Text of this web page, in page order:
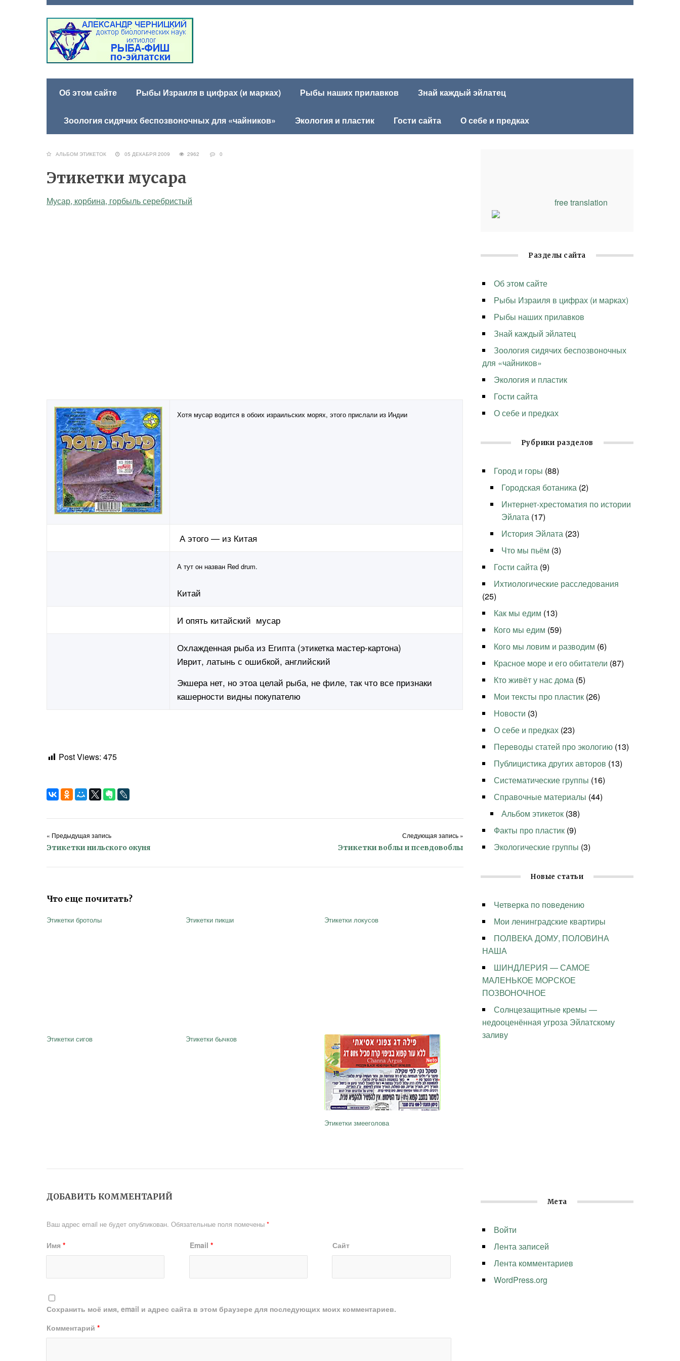
Об этом сайте Рыбы Израиля в цифрах (и марках) Рыбы наших прилавков Знай каждый эйлатец
Зоология сидячих беспозвоночных для «чайников» Экология и пластик Гости сайта О себе и предках
АЛЬБОМ ЭТИКЕТОК 05 ДЕКАБРЯ 2009 2962 0
Этикетки мусара
Мусар, корбина, горбыль серебристый
Хотя мусар водится в обоих израильских морях, этого прислали из Индии
А этого — из Китая
А тут он назван Red drum.
Китай
И опять китайский мусар
Охлажденная рыба из Египта (этикетка мастер-картона)
Иврит, латынь с ошибкой, английский
Экшера нет, но этоа целай рыба, не филе, так что все признаки
кашерности видны покупателю
Post Views: 475
« Предыдущая запись
Этикетки нильского окуня
Следующая запись »
Этикетки воблы и псевдовоблы
Что еще почитать?
Этикетки бротолы Этикетки пикши Этикетки локусов
Этикетки сигов Этикетки бычков
Этикетки змееголова
ДОБАВИТЬ КОММЕНТАРИЙ
Ваш адрес email не будет опубликован. Обязательные поля помечены *
Имя * Email * Сайт
Сохранить моё имя, email и адрес сайта в этом браузере для последующих моих комментариев.
Комментарий *
free translation
Разделы сайта
Об этом сайте
Рыбы Израиля в цифрах (и марках)
Рыбы наших прилавков
Знай каждый эйлатец
Зоология сидячих беспозвоночных
для «чайников»
Экология и пластик
Гости сайта
О себе и предках
Рубрики разделов
Город и горы (88)
Городская ботаника (2)
Интернет-хрестоматия по истории
Эйлата (17)
История Эйлата (23)
Что мы пьём (3)
Гости сайта (9)
Ихтиологические расследования
(25)
Как мы едим (13)
Кого мы едим (59)
Кого мы ловим и разводим (6)
Красное море и его обитатели (87)
Кто живёт у нас дома (5)
Мои тексты про пластик (26)
Новости (3)
О себе и предках (23)
Переводы статей про экологию (13)
Публицистика других авторов (13)
Систематические группы (16)
Справочные материалы (44)
Альбом этикеток (38)
Факты про пластик (9)
Экологические группы (3)
Новые статьи
Четверка по поведению
Мои ленинградские квартиры
ПОЛВЕКА ДОМУ, ПОЛОВИНА
НАША
ШИНДЛЕРИЯ — САМОЕ
МАЛЕНЬКОЕ МОРСКОЕ
ПОЗВОНОЧНОЕ
Солнцезащитные кремы —
недооценённая угроза Эйлатскому
заливу
Мета
Войти
Лента записей
Лента комментариев
WordPress.org